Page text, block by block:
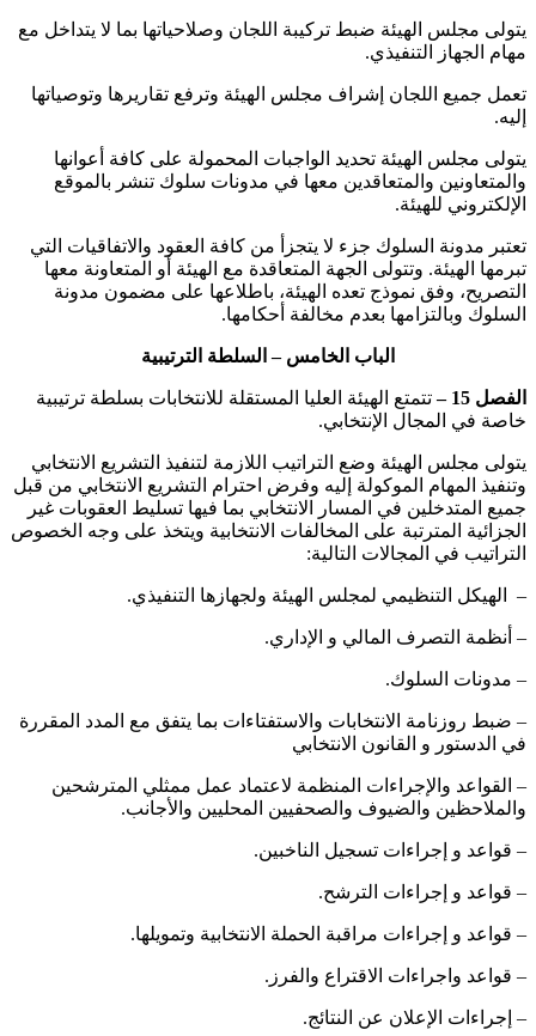
‏يتولى مجلس الهيئة ضبط تركيبة اللجان وصلاحياتها بما لا يتداخل مع
مهام الجهاز التنفيذي.
تعمل جميع اللجان إشراف مجلس الهيئة وترفع تقاريرها وتوصياتها
إليه.
‏يتولى مجلس الهيئة تحديد الواجبات المحمولة على كافة أعوانها
والمتعاونين والمتعاقدين معها في مدونات سلوك تنشر بالموقع
الإلكتروني للهيئة.
‏تعتبر مدونة السلوك جزء لا يتجزأ من كافة العقود والاتفاقيات التي
تبرمها الهيئة. وتتولى الجهة المتعاقدة مع الهيئة أو المتعاونة معها
التصريح، وفق نموذج تعده الهيئة، باطلاعها على مضمون مدونة
السلوك وبالتزامها بعدم مخالفة أحكامها.
‏الباب الخامس – السلطة الترتيبية
الفصل 15 –
تتمتع الهيئة العليا المستقلة للانتخابات بسلطة ترتيبية
خاصة في المجال الإنتخابي.
‏يتولى مجلس الهيئة وضع التراتيب اللازمة لتنفيذ التشريع الانتخابي
وتنفيذ المهام الموكولة إليه وفرض احترام التشريع الانتخابي من قبل
جميع المتدخلين في المسار الانتخابي بما فيها تسليط العقوبات غير
الجزائية المترتبة على المخالفات الانتخابية ويتخذ على وجه الخصوص
التراتيب في المجالات التالية:
– ‏ الهيكل التنظيمي لمجلس الهيئة ولجهازها التنفيذي.
– ‏أنظمة التصرف المالي و الإداري.
– ‏مدونات السلوك.
– ‏ضبط روزنامة الانتخابات والاستفتاءات بما يتفق مع المدد المقررة
في الدستور و القانون الانتخابي
– القواعد والإجراءات المنظمة لاعتماد عمل ممثلي المترشحين
والملاحظين والضيوف والصحفيين المحليين والأجانب.
– قواعد و إجراءات تسجيل الناخبين.
– ‏قواعد و إجراءات الترشح.
– ‏قواعد و إجراءات مراقبة الحملة الانتخابية وتمويلها.
– قواعد واجراءات الاقتراع والفرز.
– ‏إجراءات الإعلان عن النتائج.